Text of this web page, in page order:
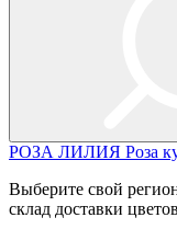
РОЗА ЛИЛИЯ Роза
Выберите свой
склад доставки цветов